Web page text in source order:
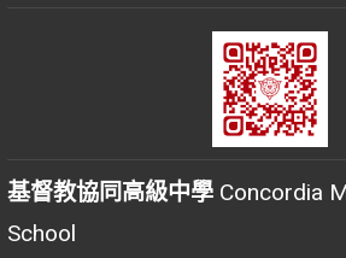
基督教協同高級中學 Concordia
School